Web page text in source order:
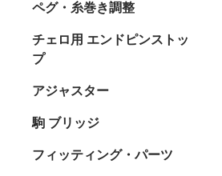
ペグ・糸巻き調整
チェロ用 エンドピンストッ
プ
アジャスター
駒 ブリッジ
フィッティング・パーツ